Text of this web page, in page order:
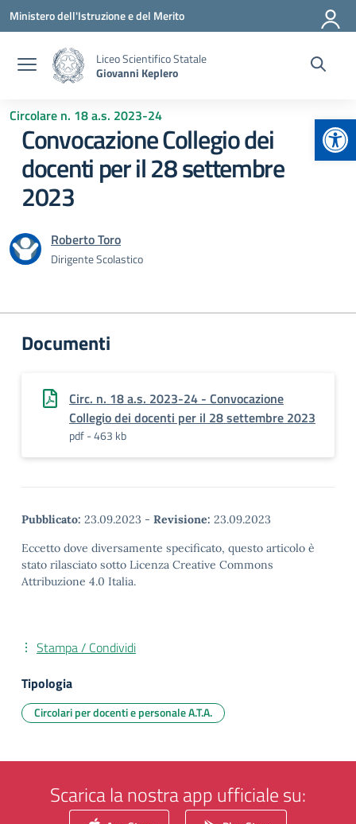
Vai ai contenuti
Vai al menu di navigazione
Vai al footer
Ministero dell'Istruzione e del Merito
Liceo Scientifico Statale
Giovanni Keplero
Circolare n. 18 a.s. 2023-24
Convocazione Collegio dei
docenti per il 28 settembre
2023
Roberto Toro
Dirigente Scolastico
Documenti
Circ. n. 18 a.s. 2023-24 - Convocazione
Collegio dei docenti per il 28 settembre 2023
pdf - 463 kb
Pubblicato: 23.09.2023 - Revisione: 23.09.2023
Eccetto dove diversamente specificato, questo articolo è
stato rilasciato sotto Licenza Creative Commons
Attribuzione 4.0 Italia.
Stampa / Condividi
Tipologia
Circolari per docenti e personale A.T.A.
Scarica la nostra app ufficiale su: